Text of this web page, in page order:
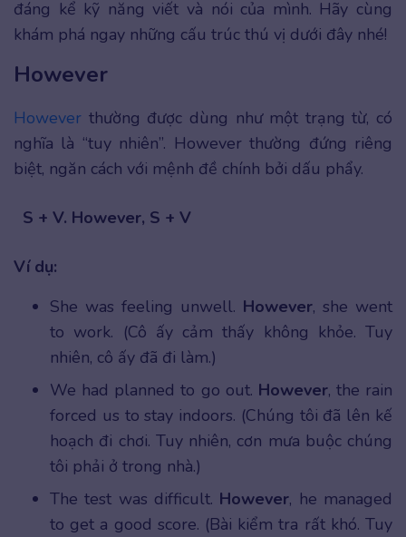
đáng kể kỹ năng viết và nói của mình. Hãy cùng
khám phá ngay những cấu trúc thú vị dưới đây nhé!
However
However thường được dùng như một trạng từ, có
nghĩa là “tuy nhiên”. However thường đứng riêng
biệt, ngăn cách với mệnh đề chính bởi dấu phẩy.
S + V. However, S + V
Ví dụ:
She was feeling unwell. However, she went
to work. (Cô ấy cảm thấy không khỏe. Tuy
nhiên, cô ấy đã đi làm.)
We had planned to go out. However, the rain
forced us to stay indoors. (Chúng tôi đã lên kế
hoạch đi chơi. Tuy nhiên, cơn mưa buộc chúng
tôi phải ở trong nhà.)
The test was difficult. However, he managed
to get a good score. (Bài kiểm tra rất khó. Tuy